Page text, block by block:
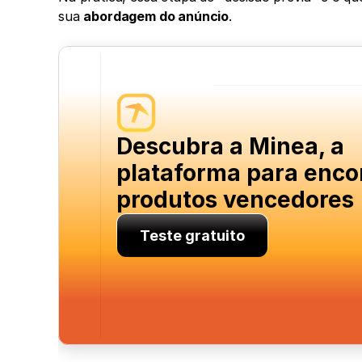
sua abordagem do anúncio.
Descubra a Minea, a
plataforma para
produtos vencedores
Teste gratuito